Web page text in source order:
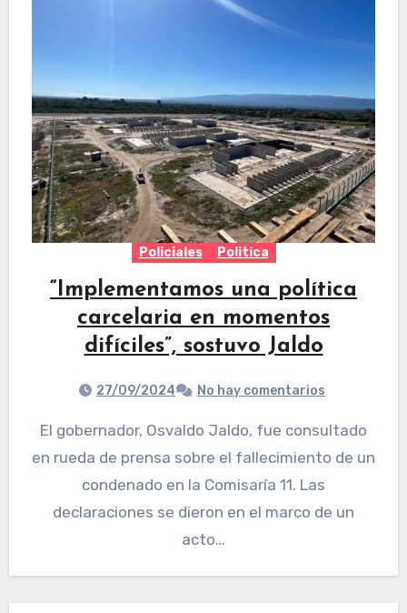
Policiales Politica
“Implementamos una política
carcelaria en momentos
difíciles”, sostuvo Jaldo
27/09/2024 No hay comentarios
El gobernador, Osvaldo Jaldo, fue consultado
en rueda de prensa sobre el fallecimiento de un
condenado en la Comisaría 11. Las
declaraciones se dieron en el marco de un
acto…